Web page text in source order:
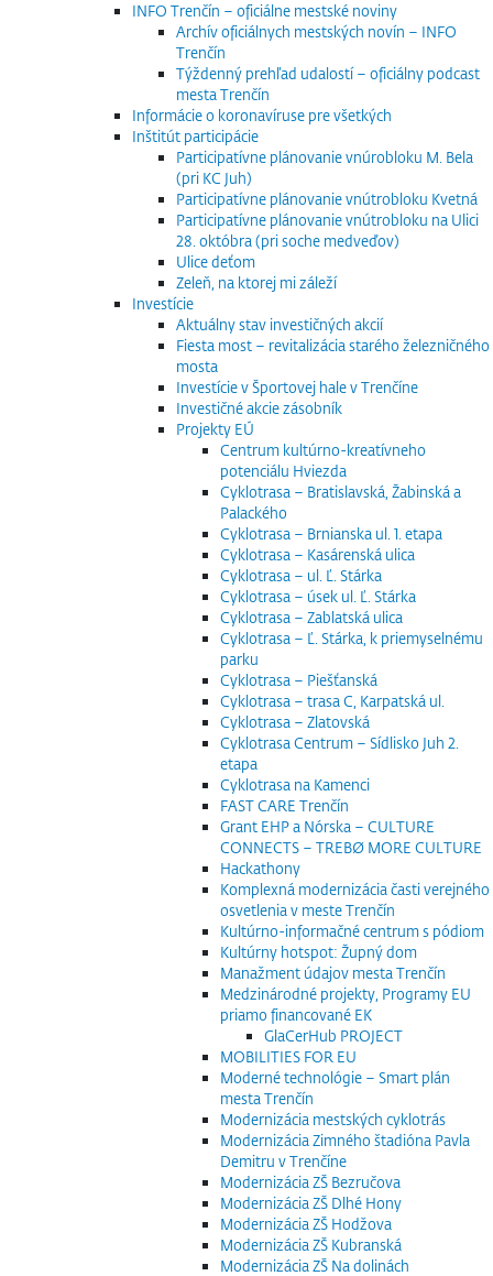
INFO Trenčín – oficiálne mestské noviny
Archív oficiálnych mestských novín – INFO
Trenčín
Týždenný prehľad udalostí – oficiálny podcast
mesta Trenčín
Informácie o koronavíruse pre všetkých
Inštitút participácie
Participatívne plánovanie vnúrobloku M. Bela
(pri KC Juh)
Participatívne plánovanie vnútrobloku Kvetná
Participatívne plánovanie vnútrobloku na Ulici
28. októbra (pri soche medveďov)
Ulice deťom
Zeleň, na ktorej mi záleží
Investície
Aktuálny stav investičných akcií
Fiesta most – revitalizácia starého železničného
mosta
Investície v Športovej hale v Trenčíne
Investičné akcie zásobník
Projekty EÚ
Centrum kultúrno-kreatívneho
potenciálu Hviezda
Cyklotrasa – Bratislavská, Žabinská a
Palackého
Cyklotrasa – Brnianska ul. 1. etapa
Cyklotrasa – Kasárenská ulica
Cyklotrasa – ul. Ľ. Stárka
Cyklotrasa – úsek ul. Ľ. Stárka
Cyklotrasa – Zablatská ulica
Cyklotrasa – Ľ. Stárka, k priemyselnému
parku
Cyklotrasa – Piešťanská
Cyklotrasa – trasa C, Karpatská ul.
Cyklotrasa – Zlatovská
Cyklotrasa Centrum – Sídlisko Juh 2.
etapa
Cyklotrasa na Kamenci
FAST CARE Trenčín
Grant EHP a Nórska – CULTURE
CONNECTS – TREBØ MORE CULTURE
Hackathony
Komplexná modernizácia časti verejného
osvetlenia v meste Trenčín
Kultúrno-informačné centrum s pódiom
Kultúrny hotspot: Župný dom
Manažment údajov mesta Trenčín
Medzinárodné projekty, Programy EU
priamo financované EK
GlaCerHub PROJECT
MOBILITIES FOR EU
Moderné technológie – Smart plán
mesta Trenčín
Modernizácia mestských cyklotrás
Modernizácia Zimného štadióna Pavla
Demitru v Trenčíne
Modernizácia ZŠ Bezručova
Modernizácia ZŠ Dlhé Hony
Modernizácia ZŠ Hodžova
Modernizácia ZŠ Kubranská
Modernizácia ZŠ Na dolinách